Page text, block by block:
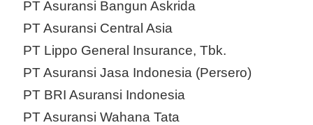
PT Asuransi Bangun Askrida
PT Asuransi Central Asia
PT Lippo General Insurance, Tbk.
PT Asuransi Jasa Indonesia (Persero)
PT BRI Asuransi Indonesia
PT Asuransi Wahana Tata